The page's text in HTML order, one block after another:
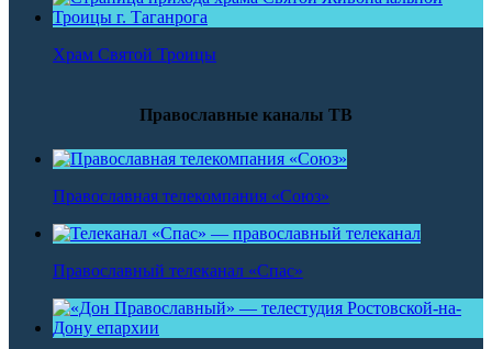
Храм Святой Троицы
Православные каналы ТВ
Православная телекомпания «Союз»
Православный телеканал «Спас»